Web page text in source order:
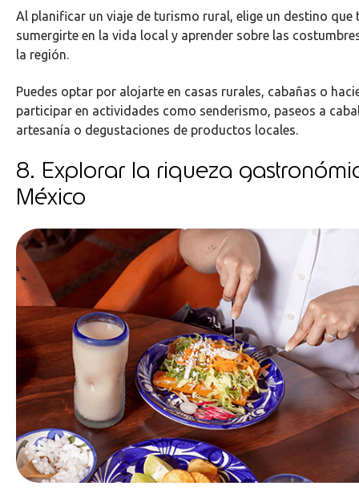
Al planificar un viaje de turismo rural, elige un destino que
sumergirte en la vida local y aprender sobre las
la región.
Puedes optar por alojarte en casas rurales, cabañas o
participar en actividades como senderismo, paseos a
artesanía o degustaciones de productos locales.
8. Explorar la riqueza
México